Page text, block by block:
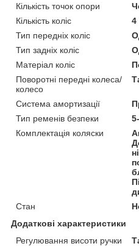
Кількість точок опори
Кількість коліс
4
Тип передніх коліс
Тип задніх коліс
Матеріал коліс
Поворотні передні колеса/
колесо
Система амортизації
Тип ременів безпеки
Комплектація коляски
Стан
Додаткові характеристики
Регулювання висоти ручки